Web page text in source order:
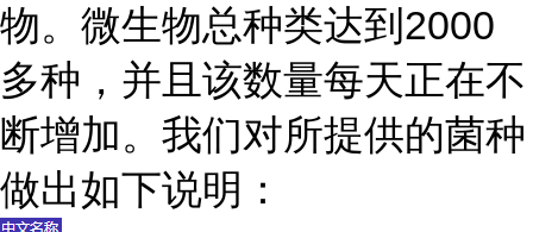
物。微生物总种类达到2000
多种，并且该数量每天正在不
断增加。我们对所提供的菌种
做出如下说明：